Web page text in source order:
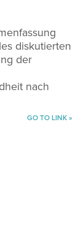
diskutierten
der
nach
GO TO LINK »